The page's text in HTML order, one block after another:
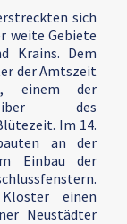
sich
weite Gebiete
Krains. Dem
der Amtszeit
einem der
des
Im 14.
an der
Einbau der
einen
Neustädter